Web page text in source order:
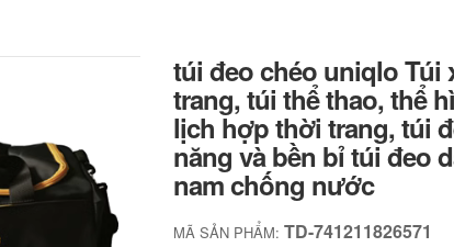
túi đeo chéo uniqlo Túi
trang, túi thể thao, thể
lịch hợp thời trang, túi
năng và bền bỉ túi đeo
nam chống nước
MÃ SẢN PHẨM:TD-741211826571